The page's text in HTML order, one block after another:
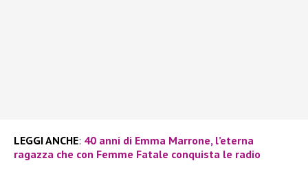
LEGGI ANCHE: 40 anni di Emma Marrone, l’eterna
ragazza che con Femme Fatale conquista le radio